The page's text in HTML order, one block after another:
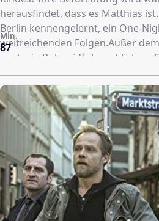
herausfindet, dass es Matthias
Berlin kennengelernt, ein One-
weitreichenden Folgen.Außer
noch ein Polaroidfoto geblieben.
Traum hinterherzujagen,
ihm glücklich zu werden. Auf
trifft sie den kleinwüchsigen
sowie auf Bruno. Während der
gerade seinen Job verloren hat
beschließt, seine letzte Lieferung
befindet sich der herzensgute
in seine Vergangenheit. Zu dritt
unterschiedlichen Motiven macht
Dreiergespann auf in die
87
Min.